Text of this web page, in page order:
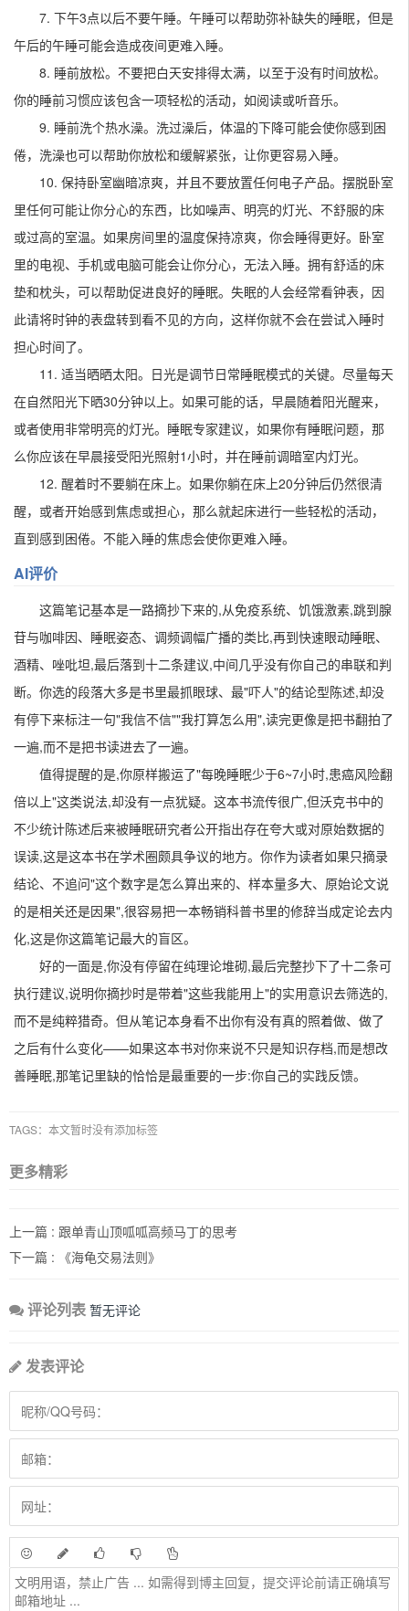
7. 下午3点以后不要午睡。午睡可以帮助弥补缺失的睡眠，但是
午后的午睡可能会造成夜间更难入睡。
8. 睡前放松。不要把白天安排得太满，以至于没有时间放松。
你的睡前习惯应该包含一项轻松的活动，如阅读或听音乐。
9. 睡前洗个热水澡。洗过澡后，体温的下降可能会使你感到困
倦，洗澡也可以帮助你放松和缓解紧张，让你更容易入睡。
10. 保持卧室幽暗凉爽，并且不要放置任何电子产品。摆脱卧室
里任何可能让你分心的东西，比如噪声、明亮的灯光、不舒服的床
或过高的室温。如果房间里的温度保持凉爽，你会睡得更好。卧室
里的电视、手机或电脑可能会让你分心，无法入睡。拥有舒适的床
垫和枕头，可以帮助促进良好的睡眠。失眠的人会经常看钟表，因
此请将时钟的表盘转到看不见的方向，这样你就不会在尝试入睡时
担心时间了。
11. 适当晒晒太阳。日光是调节日常睡眠模式的关键。尽量每天
在自然阳光下晒30分钟以上。如果可能的话，早晨随着阳光醒来，
或者使用非常明亮的灯光。睡眠专家建议，如果你有睡眠问题，那
么你应该在早晨接受阳光照射1小时，并在睡前调暗室内灯光。
12. 醒着时不要躺在床上。如果你躺在床上20分钟后仍然很清
醒，或者开始感到焦虑或担心，那么就起床进行一些轻松的活动，
直到感到困倦。不能入睡的焦虑会使你更难入睡。
AI评价
这篇笔记基本是一路摘抄下来的,从免疫系统、饥饿激素,跳到腺
苷与咖啡因、睡眠姿态、调频调幅广播的类比,再到快速眼动睡眠、
酒精、唑吡坦,最后落到十二条建议,中间几乎没有你自己的串联和判
断。你选的段落大多是书里最抓眼球、最"吓人"的结论型陈述,却没
有停下来标注一句"我信不信""我打算怎么用",读完更像是把书翻拍了
一遍,而不是把书读进去了一遍。
值得提醒的是,你原样搬运了"每晚睡眠少于6~7小时,患癌风险翻
倍以上"这类说法,却没有一点犹疑。这本书流传很广,但沃克书中的
不少统计陈述后来被睡眠研究者公开指出存在夸大或对原始数据的
误读,这是这本书在学术圈颇具争议的地方。你作为读者如果只摘录
结论、不追问"这个数字是怎么算出来的、样本量多大、原始论文说
的是相关还是因果",很容易把一本畅销科普书里的修辞当成定论去内
化,这是你这篇笔记最大的盲区。
好的一面是,你没有停留在纯理论堆砌,最后完整抄下了十二条可
执行建议,说明你摘抄时是带着"这些我能用上"的实用意识去筛选的,
而不是纯粹猎奇。但从笔记本身看不出你有没有真的照着做、做了
之后有什么变化——如果这本书对你来说不只是知识存档,而是想改
善睡眠,那笔记里缺的恰恰是最重要的一步:你自己的实践反馈。
TAGS：本文暂时没有添加标签
更多精彩
上一篇 : 跟单青山顶呱呱高频马丁的思考
下一篇 : 《海龟交易法则》
评论列表 暂无评论
发表评论